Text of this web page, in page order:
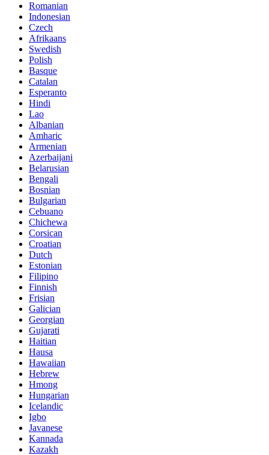
Romanian
Indonesian
Czech
Afrikaans
Swedish
Polish
Basque
Catalan
Esperanto
Hindi
Lao
Albanian
Amharic
Armenian
Azerbaijani
Belarusian
Bengali
Bosnian
Bulgarian
Cebuano
Chichewa
Corsican
Croatian
Dutch
Estonian
Filipino
Finnish
Frisian
Galician
Georgian
Gujarati
Haitian
Hausa
Hawaiian
Hebrew
Hmong
Hungarian
Icelandic
Igbo
Javanese
Kannada
Kazakh